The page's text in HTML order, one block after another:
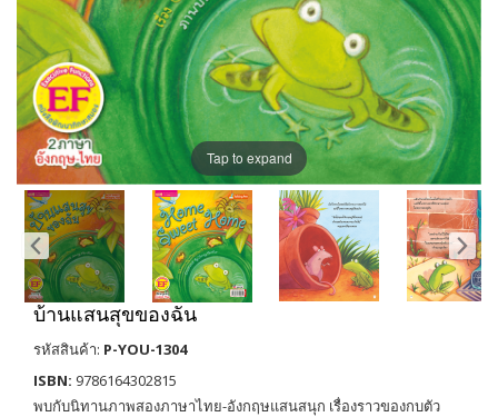
Tap to expand
บ้านแสนสุขของฉัน
รหัสสินค้า: P-YOU-1304
ISBN: 9786164302815
พบกับนิทานภาพสองภาษาไทย-อังกฤษแสนสนุก เรื่องราวของกบตัว